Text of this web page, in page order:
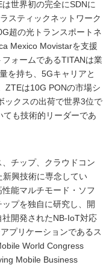
世界初の完全にSDNに
スティックネットワーク
超の光トランスポートネ
Mexico Movistarを支援
ォームであるTITANは業
を持ち、5Gキャリアと
ZTEは10G PONの市場シ
ックスの出荷で世界3位で
も技術的リーダーであ
チップ、クラウドコン
新興技術に専念してい
能マルチモード・ソフ
プを独自に研究し、開
開発されたNB-IoT対応
プリケーションであるス
World Congress
Mobile Business